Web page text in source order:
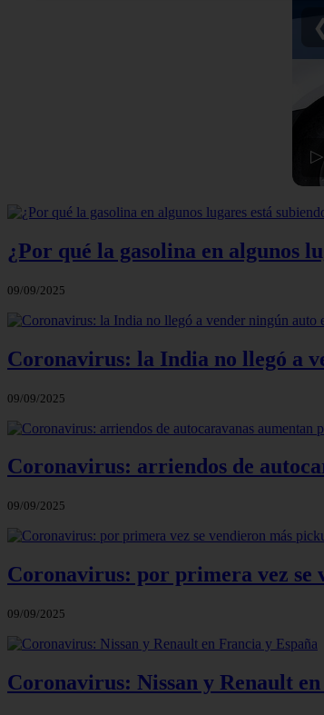
▷
¿Por qué la gasolina en algunos
09/09/2025
Coronavirus: la India no llegó a
09/09/2025
Coronavirus: arriendos de
09/09/2025
Coronavirus: por primera vez se
09/09/2025
Coronavirus: Nissan y Renault